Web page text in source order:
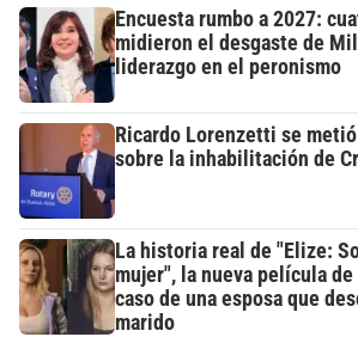
Encuesta rumbo a 2027:
midieron el desgaste de
liderazgo en el peronismo
Ricardo Lorenzetti se
sobre la inhabilitación de
La historia real de "Elize:
mujer", la nueva película
caso de una esposa que
marido